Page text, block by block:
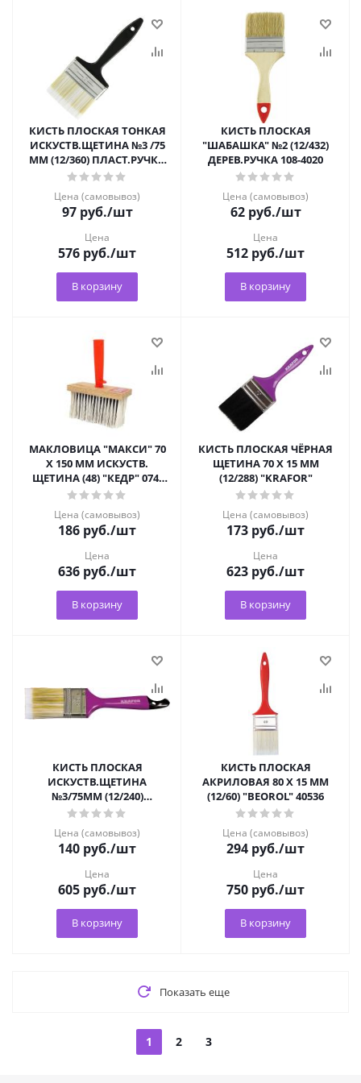
КИСТЬ ПЛОСКАЯ ТОНКАЯ
ИСКУСТВ.ЩЕТИНА №3 /75
ММ (12/360) ПЛАСТ.РУЧКА
"КЕДР" 047-0730
Цена (самовывоз)
97руб./шт
Цена
576 руб./шт
В корзину
КИСТЬ ПЛОСКАЯ
"ШАБАШКА" №2 (12/432)
ДЕРЕВ.РУЧКА 108-4020
Цена (самовывоз)
62руб./шт
Цена
512 руб./шт
В корзину
МАКЛОВИЦА "МАКСИ" 70
Х 150 ММ ИСКУСТВ.
ЩЕТИНА (48) "КЕДР" 074-
7015
Цена (самовывоз)
186 руб./шт
Цена
636 руб./шт
В корзину
КИСТЬ ПЛОСКАЯ ЧЁРНАЯ
ЩЕТИНА 70 Х 15 ММ
(12/288) "KRAFOR"
Цена (самовывоз)
173 руб./шт
Цена
623 руб./шт
В корзину
КИСТЬ ПЛОСКАЯ
ИСКУСТВ.ЩЕТИНА
№3/75ММ (12/240)
ПЛАСТ.РУЧКА "KRAFOR"
Цена (самовывоз)
140 руб./шт
Цена
605 руб./шт
В корзину
КИСТЬ ПЛОСКАЯ
АКРИЛОВАЯ 80 Х 15 ММ
(12/60) "BEOROL" 40536
Цена (самовывоз)
294 руб./шт
Цена
750 руб./шт
В корзину
Показать еще
1 2 3